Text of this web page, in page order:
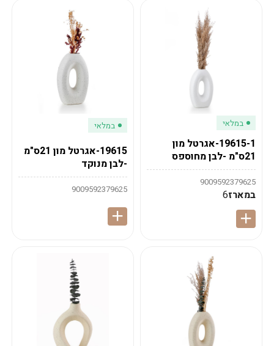
במלאי
19615-1-אגרטל מון
21ס"מ -לבן מחוספס
9009592379625
במארז6
במלאי
19615-אגרטל מון 21ס"מ
-לבן מנוקד
9009592379625